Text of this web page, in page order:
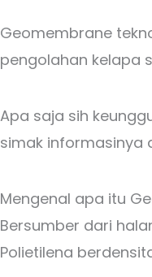
Geomembrane
pengolahan kelapa
Apa saja sih
simak informasinya
Mengenal apa itu
Bersumber dari
Polietilena